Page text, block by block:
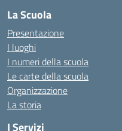
La Scuola
Presentazione
I luoghi
I numeri della scuola
Le carte della scuola
Organizzazione
La storia
I Servizi